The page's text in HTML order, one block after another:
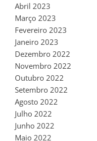
Abril 2023
Março 2023
Fevereiro 2023
Janeiro 2023
Dezembro 2022
Novembro 2022
Outubro 2022
Setembro 2022
Agosto 2022
Julho 2022
Junho 2022
Maio 2022